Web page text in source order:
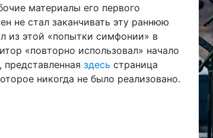
материалы его первого
не стал заканчивать эту раннюю
из этой «попытки симфонии» в
«повторно использовал» начало
здесь страница
никогда не было реализовано.